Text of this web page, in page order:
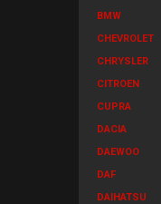
BMW
CHEVROLET
CHRYSLER
CITROEN
CUPRA
DACIA
DAEWOO
DAF
DAIHATSU